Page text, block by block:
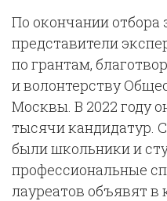
По окончании отбора
представители
по грантам,
и волонтерству
Москвы. В 2022 году
тысячи кандидатур.
были школьники и
профессиональные
лауреатов объявят в